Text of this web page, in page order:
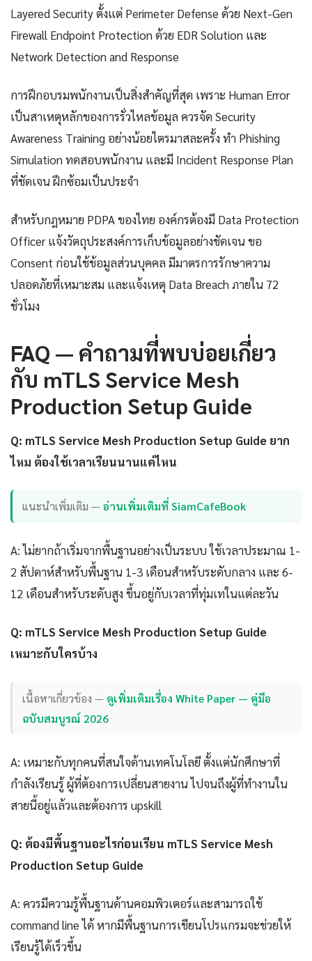
Layered Security ตั้งแต่ Perimeter Defense ด้วย Next-Gen
Firewall Endpoint Protection ด้วย EDR Solution และ
Network Detection and Response
การฝึกอบรมพนักงานเป็นสิ่งสำคัญที่สุด เพราะ Human Error
เป็นสาเหตุหลักของการรั่วไหลข้อมูล ควรจัด Security
Awareness Training อย่างน้อยไตรมาสละครั้ง ทำ Phishing
Simulation ทดสอบพนักงาน และมี Incident Response Plan
ที่ชัดเจน ฝึกซ้อมเป็นประจำ
สำหรับกฎหมาย PDPA ของไทย องค์กรต้องมี Data Protection
Officer แจ้งวัตถุประสงค์การเก็บข้อมูลอย่างชัดเจน ขอ
Consent ก่อนใช้ข้อมูลส่วนบุคคล มีมาตรการรักษาความ
ปลอดภัยที่เหมาะสม และแจ้งเหตุ Data Breach ภายใน 72
ชั่วโมง
FAQ — คำถามที่พบบ่อยเกี่ยว
กับ mTLS Service Mesh
Production Setup Guide
Q: mTLS Service Mesh Production Setup Guide ยาก
ไหม ต้องใช้เวลาเรียนนานแค่ไหน
แนะนำเพิ่มเติม —อ่านเพิ่มเติมที่ SiamCafeBook
A: ไม่ยากถ้าเริ่มจากพื้นฐานอย่างเป็นระบบ ใช้เวลาประมาณ 1-
2 สัปดาห์สำหรับพื้นฐาน 1-3 เดือนสำหรับระดับกลาง และ 6-
12 เดือนสำหรับระดับสูง ขึ้นอยู่กับเวลาที่ทุ่มเทในแต่ละวัน
Q: mTLS Service Mesh Production Setup Guide
เหมาะกับใครบ้าง
เนื้อหาเกี่ยวข้อง — ดูเพิ่มเติมเรื่อง White Paper — คู่มือ
ฉบับสมบูรณ์ 2026
A: เหมาะกับทุกคนที่สนใจด้านเทคโนโลยี ตั้งแต่นักศึกษาที่
กำลังเรียนรู้ ผู้ที่ต้องการเปลี่ยนสายงาน ไปจนถึงผู้ที่ทำงานใน
สายนี้อยู่แล้วและต้องการ upskill
Q: ต้องมีพื้นฐานอะไรก่อนเรียน mTLS Service Mesh
Production Setup Guide
A: ควรมีความรู้พื้นฐานด้านคอมพิวเตอร์และสามารถใช้
command line ได้ หากมีพื้นฐานการเขียนโปรแกรมจะช่วยให้
เรียนรู้ได้เร็วขึ้น